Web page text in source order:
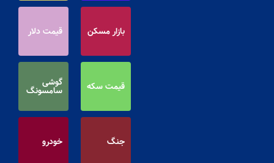
بازار مسکن قیمت دلار
قیمت سکه گوشی
سامسونگ
جنگ خودرو